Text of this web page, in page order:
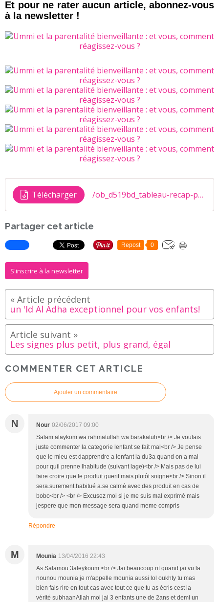
Et pour ne rater aucun article, abonnez-vous
à la newsletter !
Télécharger /ob_d519bd_tableau-recap-parentalite
Partager cet article
Repost 0
S'inscrire à la newsletter
un 'Id Al Adha exceptionnel pour vos enfants!
Les signes plus petit, plus grand, égal
COMMENTER CET ARTICLE
Ajouter un commentaire
N Nour 02/06/2017 09:00
Salam alaykom wa rahmatullah wa barakatuh<br /> Je voulais
juste commenter la categorie lenfant se fait mal<br /> Je pense
que le mieu est dapprendre a lenfant la du3a quand on a mal
pour quil prenne lhabitude (suivant lage)<br /> Mais pas de lui
faire croire que le produit guerit mais plutôt soigne<br /> Sinon il
sera.surement.habitué a.se calmé avec des produit en cas de
bobo<br /> <br /> Excusez moi si je me suis mal exprimé mais
jespere que mon message sera quand meme compris
Répondre
M Mounia 13/04/2016 22:43
As Salamou 3aleykoum <br /> Jai beaucoup rit quand jai vu la
nounou mounia je m'appelle mounia aussi lol oukhty tu mas
bien fais rire en tout cas avec tout ce que tu as écris cest la
vérité subhaanAllah moi jai 3 enfants une de 2ans et demi un